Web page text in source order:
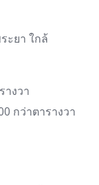
ะยา ใกล้
างวา
กว่าตารางวา